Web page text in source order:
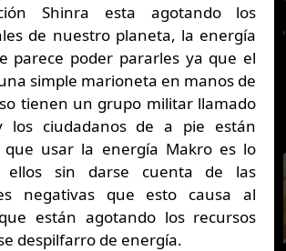
Shinra esta agotando los
de nuestro planeta, la energía
parece poder pararles ya que el
simple marioneta en manos de
tienen un grupo militar llamado
y los ciudadanos de a pie están
que usar la energía Makro es lo
ellos sin darse cuenta de las
negativas que esto causa al
están agotando los recursos
despilfarro de energía.